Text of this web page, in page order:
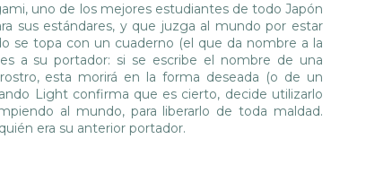
uno de los mejores estudiantes de todo Japón
sus estándares, y que juzga al mundo por estar
se topa con un cuaderno (el que da nombre a la
a su portador: si se escribe el nombre de una
esta morirá en la forma deseada (o de un
Light confirma que es cierto, decide utilizarlo
al mundo, para liberarlo de toda maldad.
era su anterior portador.